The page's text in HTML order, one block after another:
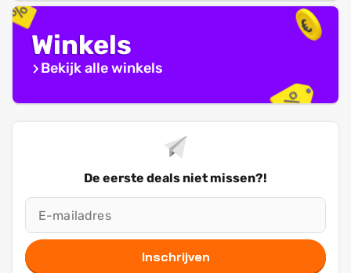
Winkels
Bekijk alle winkels
De eerste deals niet missen?!
Inschrijven